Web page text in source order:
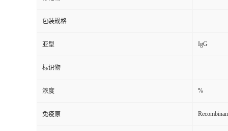
包装规格
亚型 IgG
标识物
浓度 %
免疫原